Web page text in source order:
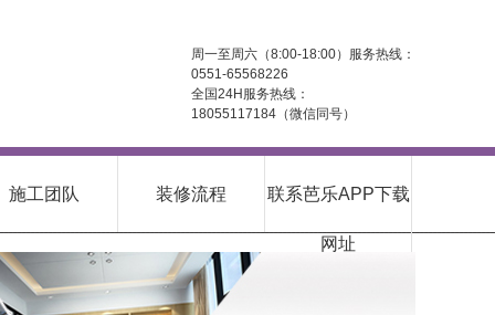
周一至周六（8:00-18:00）服务热线：
0551-65568226
全国24H服务热线：
18055117184（微信同号）
施工团队 装修流程 联系芭乐APP下载
网址